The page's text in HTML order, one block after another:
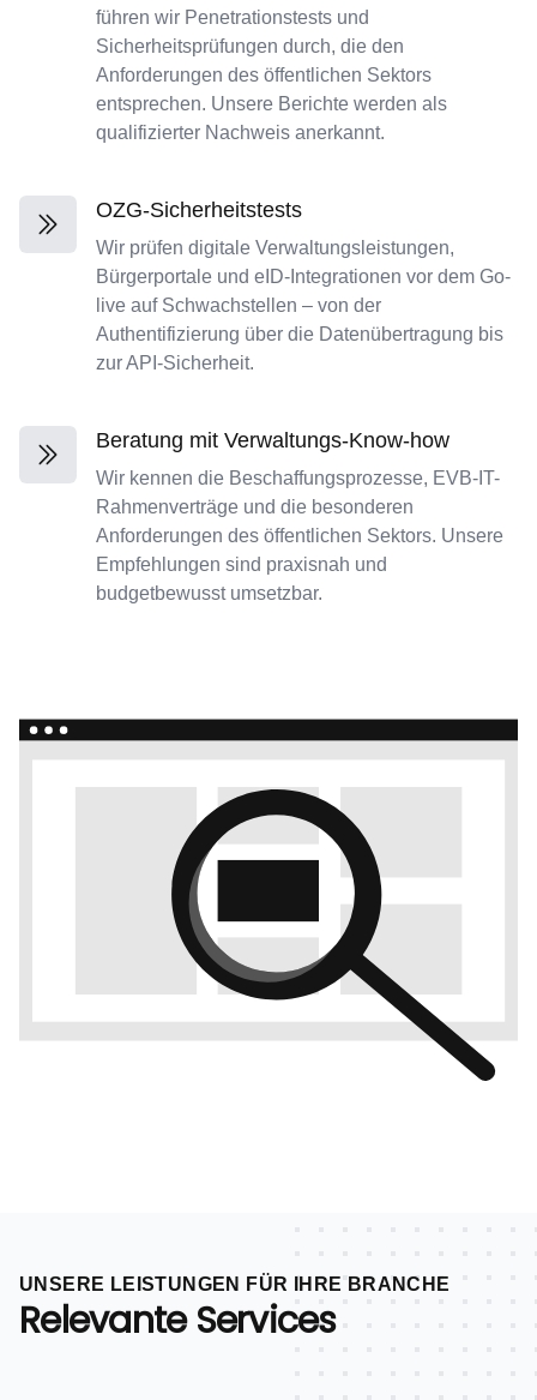
führen wir Penetrationstests und
Sicherheitsprüfungen durch, die den
Anforderungen des öffentlichen Sektors
entsprechen. Unsere Berichte werden als
qualifizierter Nachweis anerkannt.
OZG-Sicherheitstests
Wir prüfen digitale Verwaltungsleistungen,
Bürgerportale und eID-Integrationen vor dem Go-
live auf Schwachstellen – von der
Authentifizierung über die Datenübertragung bis
zur API-Sicherheit.
Beratung mit Verwaltungs-Know-how
Wir kennen die Beschaffungsprozesse, EVB-IT-
Rahmenverträge und die besonderen
Anforderungen des öffentlichen Sektors. Unsere
Empfehlungen sind praxisnah und
budgetbewusst umsetzbar.
UNSERE LEISTUNGEN FÜR IHRE BRANCHE
Relevante Services